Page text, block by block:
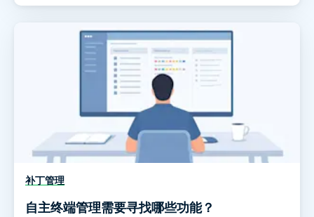
补丁管理
自主终端管理需要寻找哪些功能？